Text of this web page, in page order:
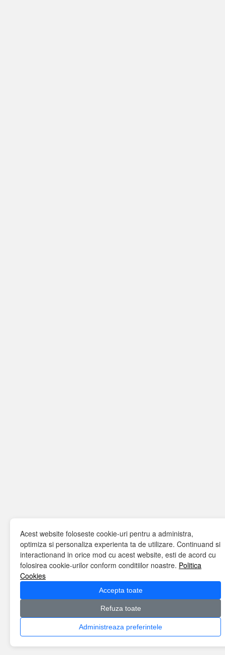
Acest website foloseste cookie-uri pentru a administra,
optimiza si personaliza experienta ta de utilizare. Continuand si
interactionand in orice mod cu acest website, esti de acord cu
folosirea cookie-urilor conform conditiilor noastre. Politica
Cookies
Accepta toate
Refuza toate
Administreaza preferintele